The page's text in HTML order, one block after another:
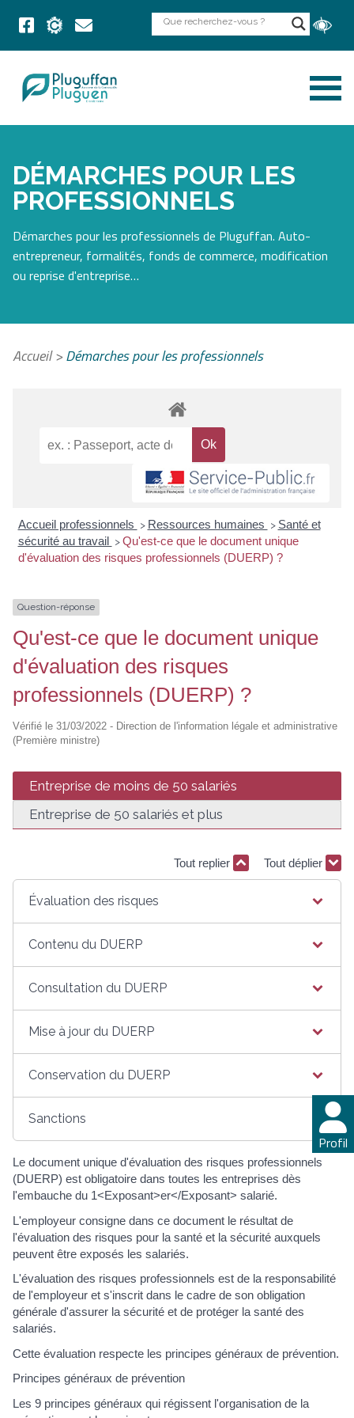
DÉMARCHES POUR LES
PROFESSIONNELS
Démarches pour les professionnels de Pluguffan. Auto-
entrepreneur, formalités, fonds de commerce, modification
ou reprise d'entreprise…
Profil
Accueil>Démarches pour les professionnels
Accueil professionnels > Ressources humaines > Santé et
sécurité au travail > Qu'est-ce que le document unique
d'évaluation des risques professionnels (DUERP) ?
Question-réponse
Qu'est-ce que le document unique
d'évaluation des risques
professionnels (DUERP) ?
Vérifié le 31/03/2022 - Direction de l'information légale et administrative
(Première ministre)
Entreprise de moins de 50 salariés
Entreprise de 50 salariés et plus
Tout replier Tout déplier
Évaluation des risques
Contenu du DUERP
Consultation du DUERP
Mise à jour du DUERP
Conservation du DUERP
Sanctions
Le document unique d'évaluation des risques professionnels
(DUERP) est obligatoire dans toutes les entreprises dès
l'embauche du 1<Exposant>er</Exposant> salarié.
L'employeur consigne dans ce document le résultat de
l'évaluation des risques pour la santé et la sécurité auxquels
peuvent être exposés les salariés.
L'évaluation des risques professionnels est de la responsabilité
de l'employeur et s'inscrit dans le cadre de son obligation
générale d'assurer la sécurité et de protéger la santé des
salariés.
Cette évaluation respecte les principes généraux de prévention.
Principes généraux de prévention
Les 9 principes généraux qui régissent l'organisation de la